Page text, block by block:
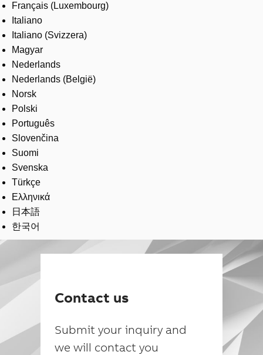
Français (Luxembourg)
Italiano
Italiano (Svizzera)
Magyar
Nederlands
Nederlands (België)
Norsk
Polski
Português
Slovenčina
Suomi
Svenska
Türkçe
Ελληνικά
日本語
한국어
Contact us
Submit your inquiry and
we will contact you